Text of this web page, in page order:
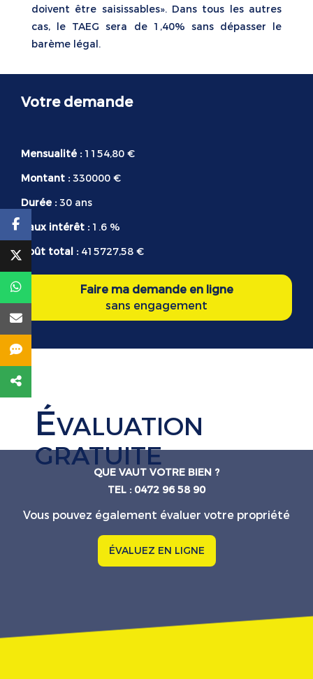
doivent être saisissables». Dans tous les autres
cas, le TAEG sera de 1,40% sans dépasser le
barème légal.
Votre demande
Mensualité : 1154,80 €
Montant :330000 €
Durée :30 ans
Taux intérêt : 1.6 %
Coût total : 415727,58 €
Faire ma demande en ligne
sans engagement
ÉVALUATION
GRATUITE
QUE VAUT VOTRE BIEN ?
TEL : 0472 96 58 90
Vous pouvez également évaluer votre propriété
ÉVALUEZ EN LIGNE